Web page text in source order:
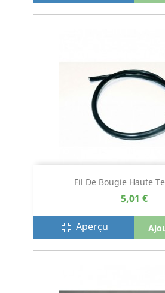
Fil De Bougie Haute
5,01 €
fullscreen_exit Aperçu